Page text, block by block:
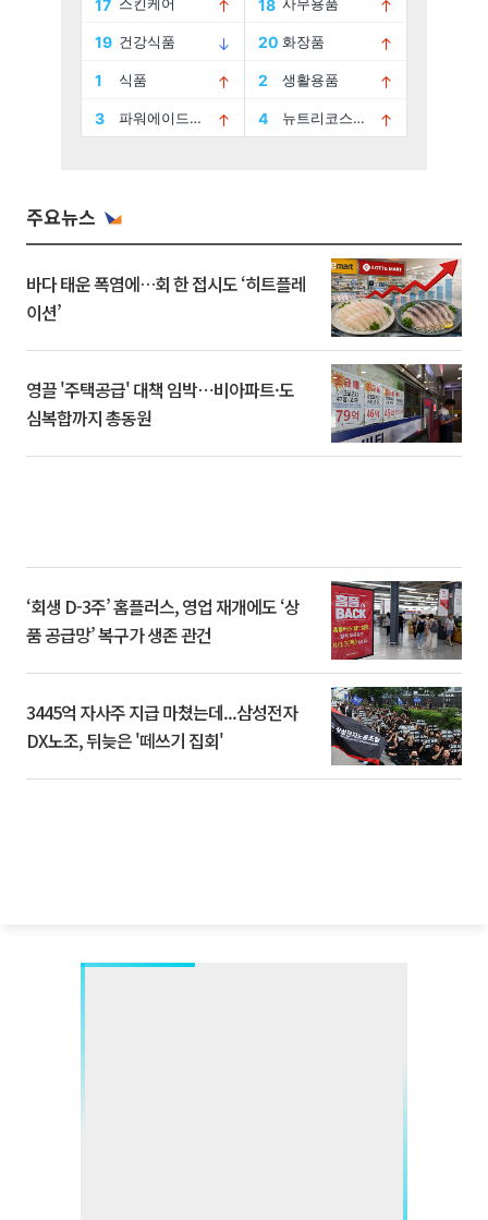
주요뉴스
바다 태운 폭염에…회 한 접시도 ‘히트플레
이션’
영끌 '주택공급' 대책 임박⋯비아파트·도
심복합까지 총동원
‘회생 D-3주’ 홈플러스, 영업 재개에도 ‘상
품 공급망’ 복구가 생존 관건
3445억 자사주 지급 마쳤는데...삼성전자
DX노조, 뒤늦은 '떼쓰기 집회'